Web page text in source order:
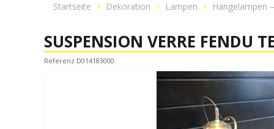
Startseite Dekoration Lampen Hängelampen
SUSPENSION VERRE FENDU
Referenz D014183000